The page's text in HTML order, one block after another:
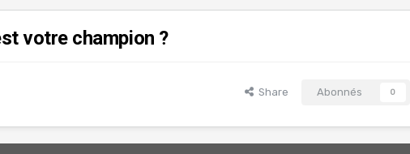
votre champion ?
Share Abonnés 0